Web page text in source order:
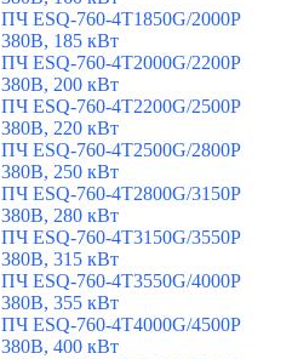
ПЧ ESQ-760-4T1850G/2000P
380В, 185 кВт
ПЧ ESQ-760-4T2000G/2200P
380В, 200 кВт
ПЧ ESQ-760-4T2200G/2500P
380В, 220 кВт
ПЧ ESQ-760-4T2500G/2800P
380В, 250 кВт
ПЧ ESQ-760-4T2800G/3150P
380В, 280 кВт
ПЧ ESQ-760-4T3150G/3550P
380В, 315 кВт
ПЧ ESQ-760-4T3550G/4000P
380В, 355 кВт
ПЧ ESQ-760-4T4000G/4500P
380В, 400 кВт